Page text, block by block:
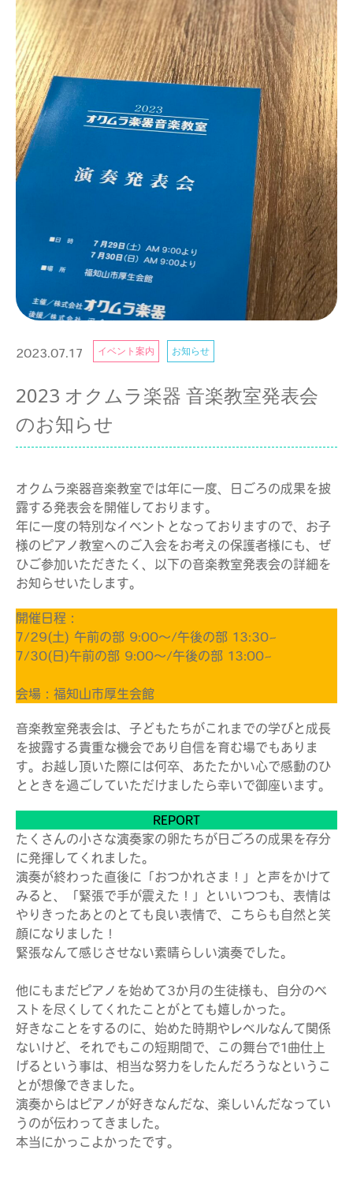
2023.07.17 イベント案内 お知らせ
2023 オクムラ楽器 音楽教室発表会
のお知らせ
オクムラ楽器音楽教室では年に一度、日ごろの成果を披
露する発表会を開催しております。
年に一度の特別なイベントとなっておりますので、お子
様のピアノ教室へのご入会をお考えの保護者様にも、ぜ
ひご参加いただきたく、以下の音楽教室発表会の詳細を
お知らせいたします。
開催日程：
7/29(土) 午前の部 9:00～/午後の部 13:30~
7/30(日)午前の部 9:00～/午後の部 13:00~
会場：福知山市厚生会館
音楽教室発表会は、子どもたちがこれまでの学びと成長
を披露する貴重な機会であり自信を育む場でもありま
す。お越し頂いた際には何卒、あたたかい心で感動のひ
とときを過ごしていただけましたら幸いで御座います。
REPORT
たくさんの小さな演奏家の卵たちが日ごろの成果を存分
に発揮してくれました。
演奏が終わった直後に「おつかれさま！」と声をかけて
みると、「緊張で手が震えた！」といいつつも、表情は
やりきったあとのとても良い表情で、こちらも自然と笑
顔になりました！
緊張なんて感じさせない素晴らしい演奏でした。
他にもまだピアノを始めて3か月の生徒様も、自分のベ
ストを尽くしてくれたことがとても嬉しかった。
好きなことをするのに、始めた時期やレベルなんて関係
ないけど、それでもこの短期間で、この舞台で1曲仕上
げるという事は、相当な努力をしたんだろうなというこ
とが想像できました。
演奏からはピアノが好きなんだな、楽しいんだなってい
うのが伝わってきました。
本当にかっこよかったです。